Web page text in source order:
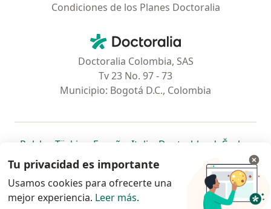
Condiciones de los Planes Doctoralia
Doctoralia - Página de inicio
Doctoralia Colombia, SAS
Tv 23 No. 97 - 73
Municipio: Bogotá D.C., Colombia
Polska se abre en una nueva pestaña
Türkiye se abre en una nueva pestaña
España se abre en una nueva pestaña
Italia se abre en una nueva
Deutschlandse abre en
Česko
Portugal
se abre en una nueva pestaña
México se abre en una nueva pestaña
Chile se abre en una nueva pestaña
Brasil se abre en una nueva
se abre en
se
se abre en una nueva
www.doctoralia.co © 2026 - Encuentra tu
Tu privacidad es importante
Usamos cookies para ofrecerte una
mejor experiencia. Leer más.